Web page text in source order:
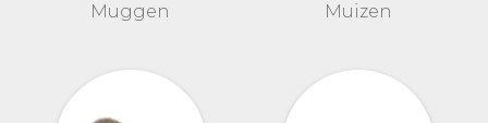
Muggen Muizen